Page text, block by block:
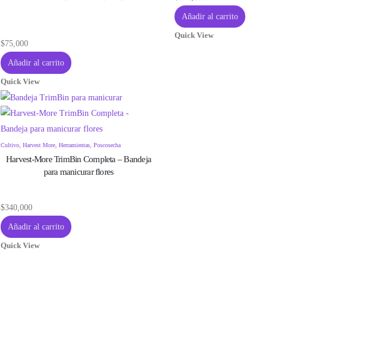
$75,000
Añadir al carrito
Quick View
Añadir al carrito
Quick View
Cultivo ,Harvest More ,Herramientas ,Poscosecha
Harvest-More TrimBin Completa – Bandeja
para manicurar flores
$340,000
Añadir al carrito
Quick View